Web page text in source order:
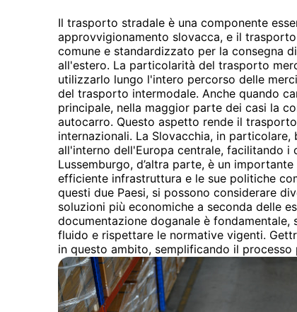
Il trasporto stradale è una componente
approvvigionamento slovacca, e il
comune e standardizzato per la consegna
all'estero. La particolarità del trasporto
utilizzarlo lungo l'intero percorso delle
del trasporto intermodale. Anche quando
principale, nella maggior parte dei casi la
autocarro. Questo aspetto rende il
internazionali. La Slovacchia, in
all'interno dell'Europa centrale, facilitando i
Lussemburgo, d’altra parte, è un
efficiente infrastruttura e le sue politiche
questi due Paesi, si possono considerare
soluzioni più economiche a seconda delle
documentazione doganale è
fluido e rispettare le normative vigenti.
in questo ambito, semplificando il processo